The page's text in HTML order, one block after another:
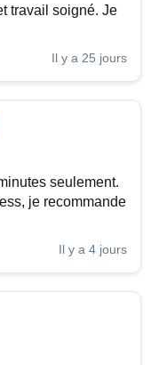
travail soigné. Je
Il y a 25 jours
seulement.
je recommande
Il y a 4 jours